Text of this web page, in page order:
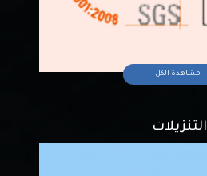
مشاهدة الكل
التنزيلات